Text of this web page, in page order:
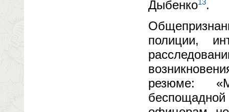
Дыбенко13.
полиции,
резюме: